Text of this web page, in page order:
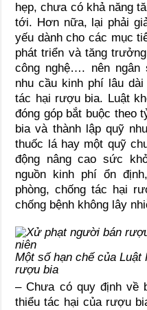
hẹp, chưa có khả năng
tới. Hơn nữa, lại phải
yếu dành cho các mục
phát triển và tăng
công nghệ…. nên ngân
nhu cầu kinh phí lâu
tác hại rượu bia. Luật
đóng góp bắt buộc theo
bia và thành lập quỹ
thuốc lá hay một quỹ
động nâng cao sức
nguồn kinh phí ổn
phòng, chống tác hại
chống bệnh không lây
Một số hạn chế của Luật
rượu bia
– Chưa có quy định về
thiểu tác hại của rượu